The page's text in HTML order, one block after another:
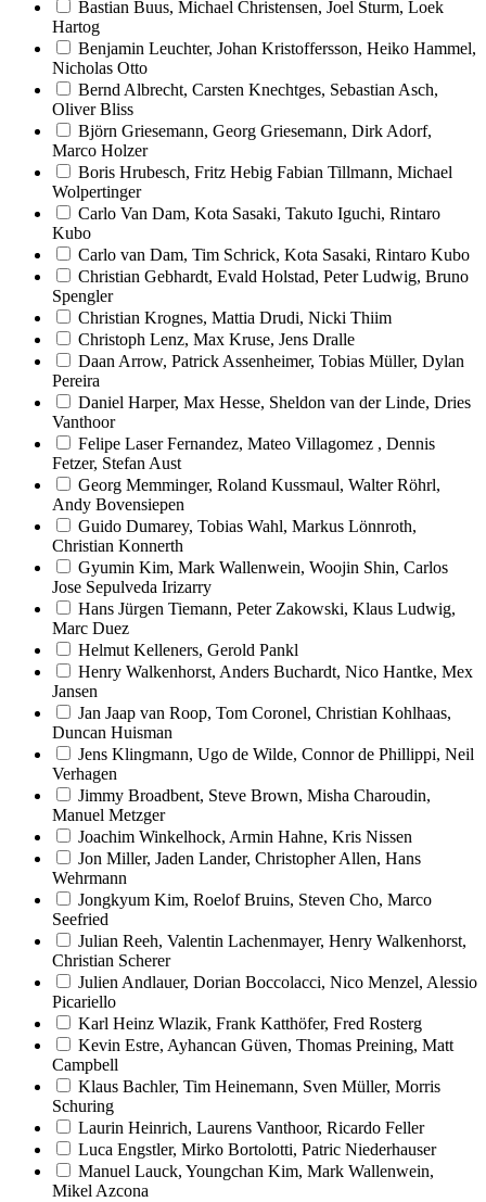
Bastian Buus, Michael Christensen, Joel Sturm, Loek
Hartog
Benjamin Leuchter, Johan Kristoffersson, Heiko Hammel,
Nicholas Otto
Bernd Albrecht, Carsten Knechtges, Sebastian Asch,
Oliver Bliss
Björn Griesemann, Georg Griesemann, Dirk Adorf,
Marco Holzer
Boris Hrubesch, Fritz Hebig Fabian Tillmann, Michael
Wolpertinger
Carlo Van Dam, Kota Sasaki, Takuto Iguchi, Rintaro
Kubo
Carlo van Dam, Tim Schrick, Kota Sasaki, Rintaro Kubo
Christian Gebhardt, Evald Holstad, Peter Ludwig, Bruno
Spengler
Christian Krognes, Mattia Drudi, Nicki Thiim
Christoph Lenz, Max Kruse, Jens Dralle
Daan Arrow, Patrick Assenheimer, Tobias Müller, Dylan
Pereira
Daniel Harper, Max Hesse, Sheldon van der Linde, Dries
Vanthoor
Felipe Laser Fernandez, Mateo Villagomez , Dennis
Fetzer, Stefan Aust
Georg Memminger, Roland Kussmaul, Walter Röhrl,
Andy Bovensiepen
Guido Dumarey, Tobias Wahl, Markus Lönnroth,
Christian Konnerth
Gyumin Kim, Mark Wallenwein, Woojin Shin, Carlos
Jose Sepulveda Irizarry
Hans Jürgen Tiemann, Peter Zakowski, Klaus Ludwig,
Marc Duez
Helmut Kelleners, Gerold Pankl
Henry Walkenhorst, Anders Buchardt, Nico Hantke, Mex
Jansen
Jan Jaap van Roop, Tom Coronel, Christian Kohlhaas,
Duncan Huisman
Jens Klingmann, Ugo de Wilde, Connor de Phillippi, Neil
Verhagen
Jimmy Broadbent, Steve Brown, Misha Charoudin,
Manuel Metzger
Joachim Winkelhock, Armin Hahne, Kris Nissen
Jon Miller, Jaden Lander, Christopher Allen, Hans
Wehrmann
Jongkyum Kim, Roelof Bruins, Steven Cho, Marco
Seefried
Julian Reeh, Valentin Lachenmayer, Henry Walkenhorst,
Christian Scherer
Julien Andlauer, Dorian Boccolacci, Nico Menzel, Alessio
Picariello
Karl Heinz Wlazik, Frank Katthöfer, Fred Rosterg
Kevin Estre, Ayhancan Güven, Thomas Preining, Matt
Campbell
Klaus Bachler, Tim Heinemann, Sven Müller, Morris
Schuring
Laurin Heinrich, Laurens Vanthoor, Ricardo Feller
Luca Engstler, Mirko Bortolotti, Patric Niederhauser
Manuel Lauck, Youngchan Kim, Mark Wallenwein,
Mikel Azcona